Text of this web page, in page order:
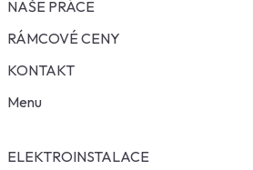
NAŠE PRÁCE
RÁMCOVÉ CENY
KONTAKT
Menu
ELEKTROINSTALACE